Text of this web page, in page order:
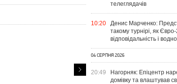
Беседин: точно
телеглядачів
10:20
Денис Марченко:
такому турнірі, як
відповідальність і
04 СЕРПНЯ 2026
20:49
Нагорняк: Епіцентр
домівку та влаштував